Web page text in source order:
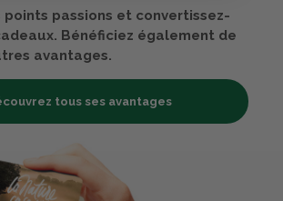
points passions et convertissez-
Bénéficiez également de
avantages.
tous ses avantages